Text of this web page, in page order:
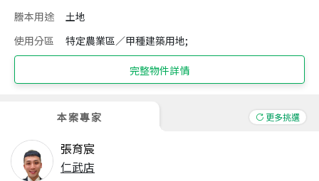
謄本用途
土地
使用分區
特定農業區／甲種建築用地;
完整物件詳情
本案專家 更多挑選
張育宸
仁武店